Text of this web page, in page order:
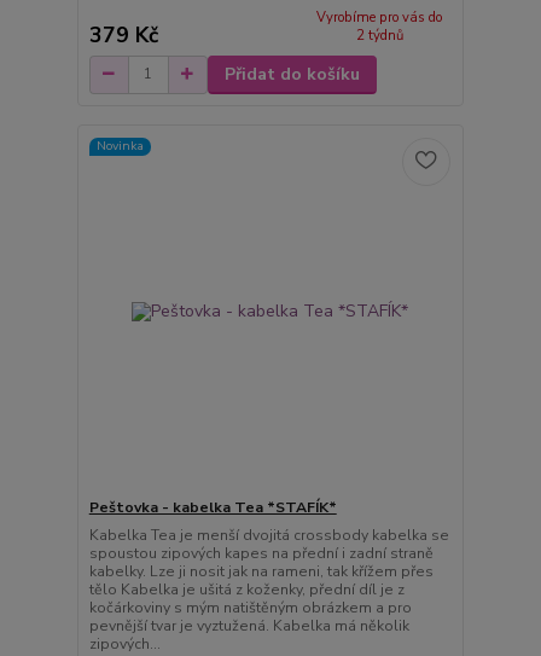
379 Kč
Vyrobíme pro vás do
2 týdnů
Přidat do košíku
Novinka
Peštovka - kabelka Tea *STAFÍK*
Kabelka Tea je menší dvojitá crossbody kabelka se
spoustou zipových kapes na přední i zadní straně
kabelky. Lze ji nosit jak na rameni, tak křížem přes
tělo Kabelka je ušitá z koženky, přední díl je z
kočárkoviny s mým natištěným obrázkem a pro
pevnější tvar je vyztužená. Kabelka má několik
zipových...